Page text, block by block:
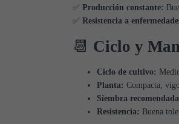
✅ Producción constante:
✅ Resistencia a
📆 Ciclo y
Ciclo de cultivo:
Planta: Compacta,
Siembra
Resistencia: Buena